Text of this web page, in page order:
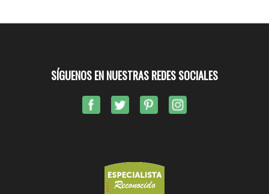
SÍGUENOS EN NUESTRAS REDES SOCIALES